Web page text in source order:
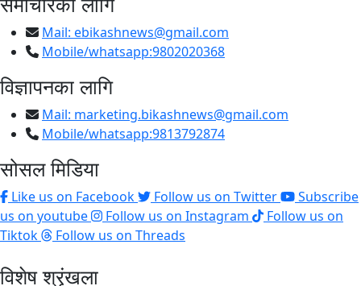
Mail: ebikashnews@gmail.com
Mobile/whatsapp:9802020368
विज्ञापनका लागि
Mail: marketing.bikashnews@gmail.com
Mobile/whatsapp:9813792874
सोसल मिडिया
Like us on Facebook Follow us on Twitter
Subscribe
us on youtube
Follow us on Instagram
Follow us on
Tiktok
Follow us on Threads
विशेष श्रृंखला